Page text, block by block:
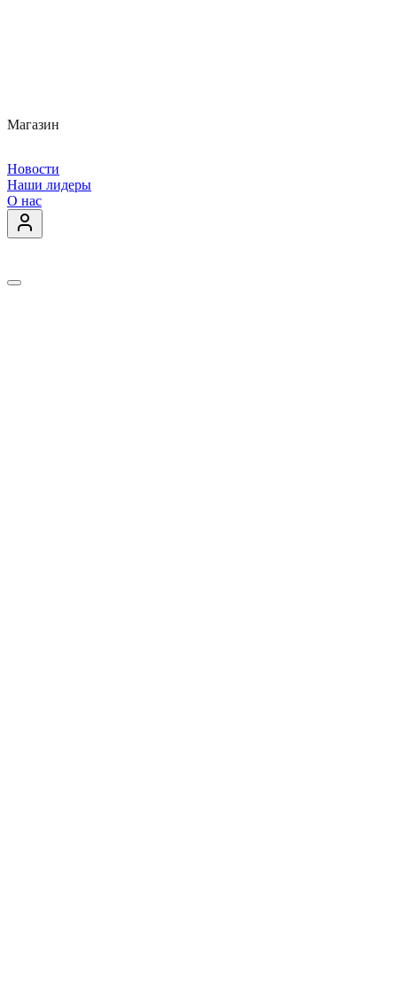
Магазин
Новости
Наши лидеры
О нас